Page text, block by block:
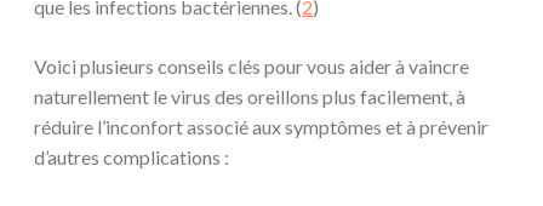
que les infections bactériennes. (2)
Voici plusieurs conseils clés pour vous aider à vaincre
naturellement le virus des oreillons plus facilement, à
réduire l’inconfort associé aux symptômes et à prévenir
d’autres complications :